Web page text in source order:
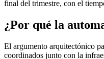
final del trimestre, con el
¿Por qué la
El argumento arquitectónico
coordinados junto con la